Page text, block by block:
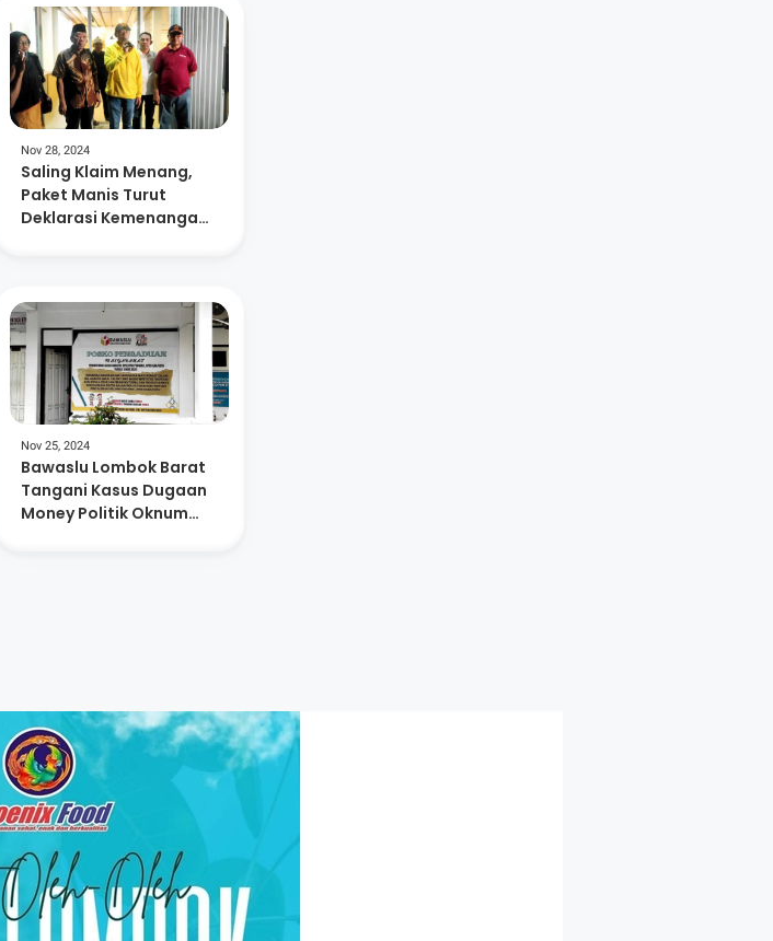
Nov 28, 2024
Saling Klaim Menang,
Paket Manis Turut
Deklarasi Kemenangan
Nov 25, 2024
Bawaslu Lombok Barat
Tangani Kasus Dugaan
Money Politik Oknum